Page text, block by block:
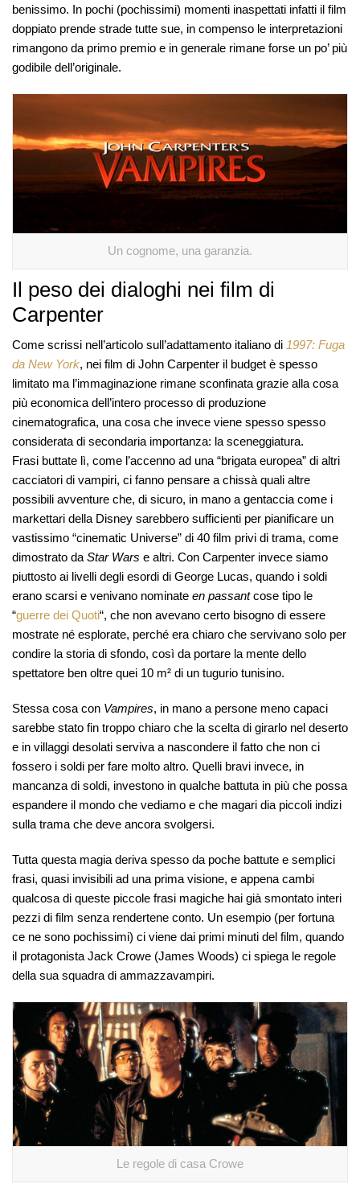
benissimo. In pochi (pochissimi) momenti inaspettati infatti il film
doppiato prende strade tutte sue, in compenso le interpretazioni
rimangono da primo premio e in generale rimane forse un po’ più
godibile dell’originale.
Un cognome, una garanzia.
Il peso dei dialoghi nei film di
Carpenter
Come scrissi nell’articolo sull’adattamento italiano di 1997: Fuga
da New York, nei film di John Carpenter il budget è spesso
limitato ma l’immaginazione rimane sconfinata grazie alla cosa
più economica dell’intero processo di produzione
cinematografica, una cosa che invece viene spesso spesso
considerata di secondaria importanza: la sceneggiatura.
Frasi buttate lì, come l’accenno ad una “brigata europea” di altri
cacciatori di vampiri, ci fanno pensare a chissà quali altre
possibili avventure che, di sicuro, in mano a gentaccia come i
markettari della Disney sarebbero sufficienti per pianificare un
vastissimo “cinematic Universe” di 40 film privi di trama, come
dimostrato da Star Wars e altri. Con Carpenter invece siamo
piuttosto ai livelli degli esordi di George Lucas, quando i soldi
erano scarsi e venivano nominate en passantcose tipo le
“guerre dei Quoti“, che non avevano certo bisogno di essere
mostrate né esplorate, perché era chiaro che servivano solo per
condire la storia di sfondo, così da portare la mente dello
spettatore ben oltre quei 10 m² di un tugurio tunisino.
Stessa cosa con Vampires, in mano a persone meno capaci
sarebbe stato fin troppo chiaro che la scelta di girarlo nel deserto
e in villaggi desolati serviva a nascondere il fatto che non ci
fossero i soldi per fare molto altro. Quelli bravi invece, in
mancanza di soldi, investono in qualche battuta in più che possa
espandere il mondo che vediamo e che magari dia piccoli indizi
sulla trama che deve ancora svolgersi.
Tutta questa magia deriva spesso da poche battute e semplici
frasi, quasi invisibili ad una prima visione, e appena cambi
qualcosa di queste piccole frasi magiche hai già smontato interi
pezzi di film senza rendertene conto. Un esempio (per fortuna
ce ne sono pochissimi) ci viene dai primi minuti del film, quando
il protagonista Jack Crowe (James Woods) ci spiega le regole
della sua squadra di ammazzavampiri.
Le regole di casa Crowe